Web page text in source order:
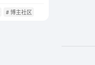
# 博主社区